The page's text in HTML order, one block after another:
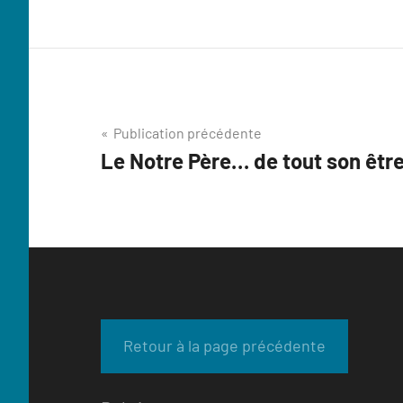
Navigation
de
Publication précédente
Le Notre Père… de tout son